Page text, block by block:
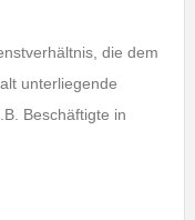
die dem
unterliegende
Beschäftigte in